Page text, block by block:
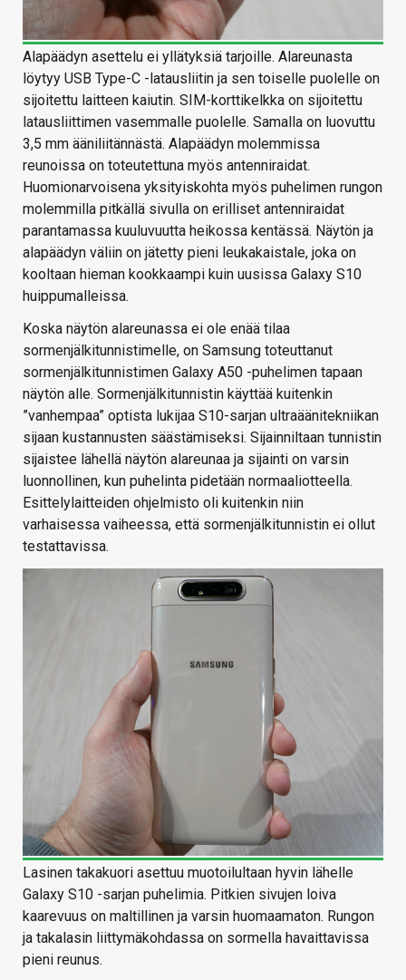
Alapäädyn asettelu ei yllätyksiä tarjoille. Alareunasta
löytyy USB Type-C -latausliitin ja sen toiselle puolelle on
sijoitettu laitteen kaiutin. SIM-korttikelkka on sijoitettu
latausliittimen vasemmalle puolelle. Samalla on luovuttu
3,5 mm ääniliitännästä. Alapäädyn molemmissa
reunoissa on toteutettuna myös antenniraidat.
Huomionarvoisena yksityiskohta myös puhelimen rungon
molemmilla pitkällä sivulla on erilliset antenniraidat
parantamassa kuuluvuutta heikossa kentässä. Näytön ja
alapäädyn väliin on jätetty pieni leukakaistale, joka on
kooltaan hieman kookkaampi kuin uusissa Galaxy S10
huippumalleissa.
Koska näytön alareunassa ei ole enää tilaa
sormenjälkitunnistimelle, on Samsung toteuttanut
sormenjälkitunnistimen Galaxy A50 -puhelimen tapaan
näytön alle. Sormenjälkitunnistin käyttää kuitenkin
”vanhempaa” optista lukijaa S10-sarjan ultraäänitekniikan
sijaan kustannusten säästämiseksi. Sijainniltaan tunnistin
sijaistee lähellä näytön alareunaa ja sijainti on varsin
luonnollinen, kun puhelinta pidetään normaaliotteella.
Esittelylaitteiden ohjelmisto oli kuitenkin niin
varhaisessa vaiheessa, että sormenjälkitunnistin ei ollut
testattavissa.
Lasinen takakuori asettuu muotoilultaan hyvin lähelle
Galaxy S10 -sarjan puhelimia. Pitkien sivujen loiva
kaarevuus on maltillinen ja varsin huomaamaton. Rungon
ja takalasin liittymäkohdassa on sormella havaittavissa
pieni reunus.